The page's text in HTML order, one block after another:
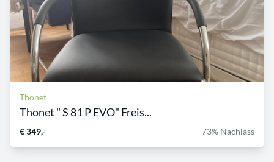
Thonet
Thonet " S 81 P EVO" Freis...
€ 349,- 73% Nachlass